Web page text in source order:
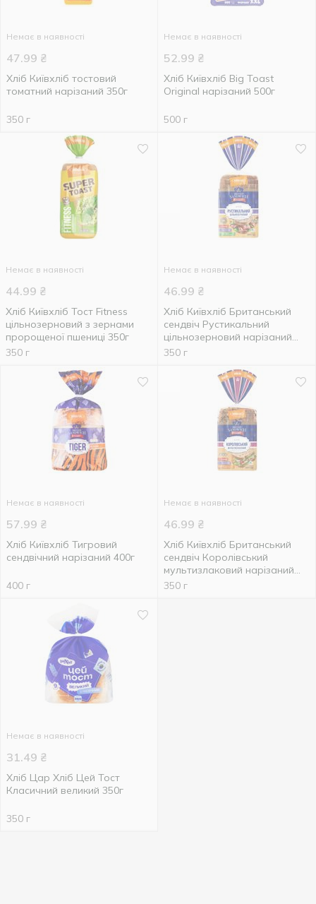
Немає в наявності
47.99 ₴
Хліб Київхліб тостовий
томатний нарізаний 350г
350 г
Немає в наявності
52.99 ₴
Хліб Київхліб Big Toast
Original нарізаний 500г
500 г
Немає в наявності
44.99 ₴
Хліб Київхліб Тост Fitness
цільнозерновий з зернами
пророщеної пшениці 350г
350 г
Немає в наявності
46.99 ₴
Хліб Київхліб Британський
сендвіч Рустикальний
цільнозерновий нарізаний
350г
350 г
Немає в наявності
57.99 ₴
Хліб Київхліб Тигровий
сендвічний нарізаний 400г
400 г
Немає в наявності
46.99 ₴
Хліб Київхліб Британський
сендвіч Королівський
мультизлаковий нарізаний
350г
350 г
Немає в наявності
31.49 ₴
Хліб Цар Хліб Цей Тост
Класичний великий 350г
350 г